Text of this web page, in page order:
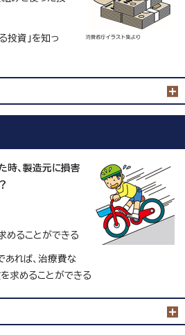
投資」を知っ
時、製造元に損害
めることができる
れば、治療費な
求めることができる